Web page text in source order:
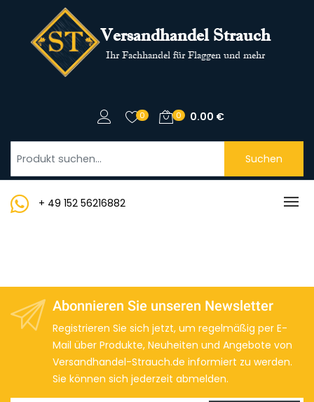
Versandhandel Strauch
Ihr Fachhandel für Flaggen und mehr
0 0 0.00 €
Suchen
+ 49 152 56216882
Abonnieren Sie unseren Newsletter
Registrieren Sie sich jetzt, um regelmäßig per E-
Mail über Produkte, Neuheiten und Angebote von
Versandhandel-Strauch.de informiert zu werden.
Sie können sich jederzeit abmelden.